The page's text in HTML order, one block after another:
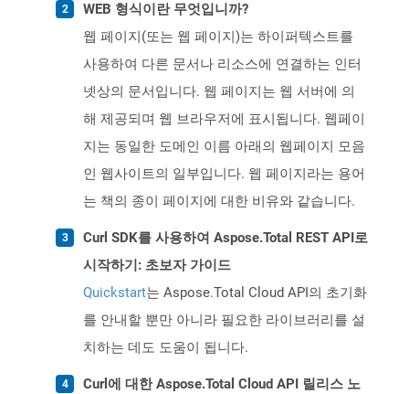
WEB 형식이란 무엇입니까?
웹 페이지(또는 웹 페이지)는 하이퍼텍스트를
사용하여 다른 문서나 리소스에 연결하는 인터
넷상의 문서입니다. 웹 페이지는 웹 서버에 의
해 제공되며 웹 브라우저에 표시됩니다. 웹페이
지는 동일한 도메인 이름 아래의 웹페이지 모음
인 웹사이트의 일부입니다. 웹 페이지라는 용어
는 책의 종이 페이지에 대한 비유와 같습니다.
Curl SDK를 사용하여 Aspose.Total REST API로
시작하기: 초보자 가이드
Quickstart는 Aspose.Total Cloud API의 초기화
를 안내할 뿐만 아니라 필요한 라이브러리를 설
치하는 데도 도움이 됩니다.
Curl에 대한 Aspose.Total Cloud API 릴리스 노